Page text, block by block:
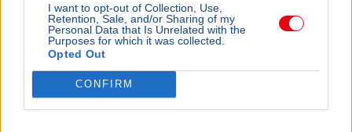
I want to opt-out of Collection, Use,
Retention, Sale, and/or Sharing of my
Personal Data that Is Unrelated with the
Purposes for which it was collected.
Opted Out
CONFIRM